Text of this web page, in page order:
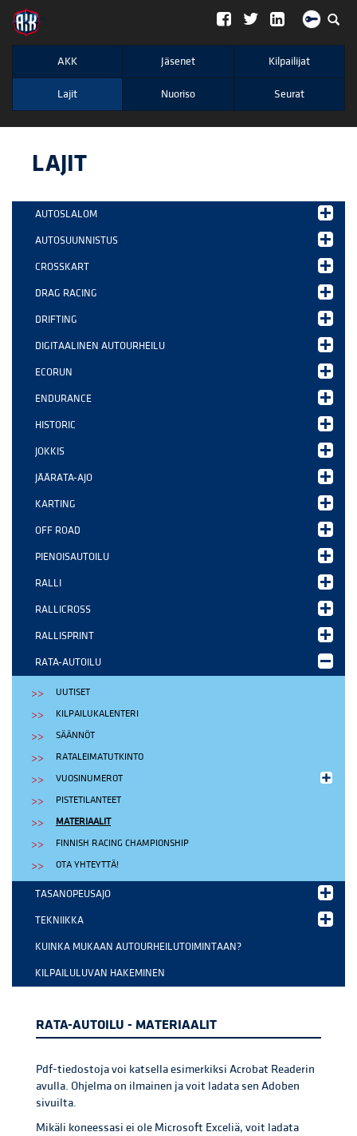
";
AKK Jäsenet Kilpailijat
Lajit Nuoriso Seurat
LAJIT
AUTOSLALOM
AUTOSUUNNISTUS
CROSSKART
DRAG RACING
DRIFTING
DIGITAALINEN AUTOURHEILU
ECORUN
ENDURANCE
HISTORIC
JOKKIS
JÄÄRATA-AJO
KARTING
OFF ROAD
PIENOISAUTOILU
RALLI
RALLICROSS
RALLISPRINT
RATA-AUTOILU
UUTISET
KILPAILUKALENTERI
SÄÄNNÖT
RATALEIMATUTKINTO
VUOSINUMEROT
PISTETILANTEET
MATERIAALIT
FINNISH RACING CHAMPIONSHIP
OTA YHTEYTTÄ!
TASANOPEUSAJO
TEKNIIKKA
KUINKA MUKAAN AUTOURHEILUTOIMINTAAN?
KILPAILULUVAN HAKEMINEN
RATA-AUTOILU - MATERIAALIT
Pdf-tiedostoja voi katsella esimerkiksi Acrobat Readerin
avulla. Ohjelma on ilmainen ja voit ladata sen Adoben
sivuilta.
Mikäli koneessasi ei ole Microsoft Exceliä, voit ladata